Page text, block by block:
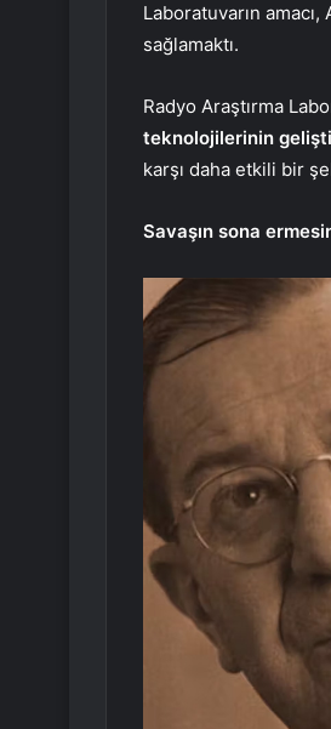
Laboratuvarın
sağlamaktı.
Radyo Araştırma
teknolojilerinin
karşı daha etkili bir
Savaşın sona